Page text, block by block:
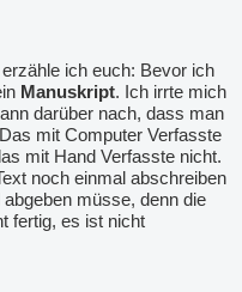
ich euch: Bevor ich
Manuskript. Ich irrte mich
darüber nach, dass man
mit Computer Verfasste
mit Hand Verfasste nicht.
noch einmal abschreiben
müsse, denn die
fertig, es ist nicht